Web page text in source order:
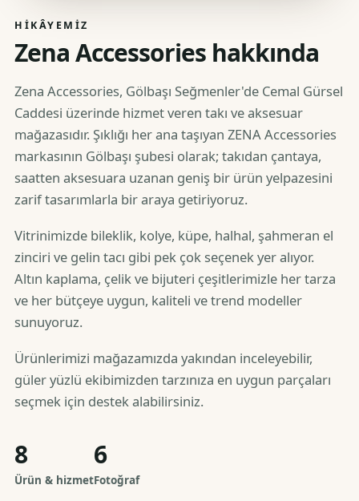
HIKÂYEMIZ
Zena Accessories hakkında
Zena Accessories, Gölbaşı Seğmenler'de Cemal Gürsel
Caddesi üzerinde hizmet veren takı ve aksesuar
mağazasıdır. Şıklığı her ana taşıyan ZENA Accessories
markasının Gölbaşı şubesi olarak; takıdan çantaya,
saatten aksesuara uzanan geniş bir ürün yelpazesini
zarif tasarımlarla bir araya getiriyoruz.
Vitrinimizde bileklik, kolye, küpe, halhal, şahmeran el
zinciri ve gelin tacı gibi pek çok seçenek yer alıyor.
Altın kaplama, çelik ve bijuteri çeşitlerimizle her tarza
ve her bütçeye uygun, kaliteli ve trend modeller
sunuyoruz.
Ürünlerimizi mağazamızda yakından inceleyebilir,
güler yüzlü ekibimizden tarzınıza en uygun parçaları
seçmek için destek alabilirsiniz.
8
Ürün & hizmet
6
Fotoğraf